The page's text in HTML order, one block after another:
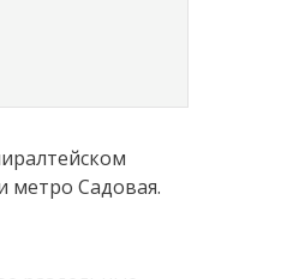
метро Садовая.